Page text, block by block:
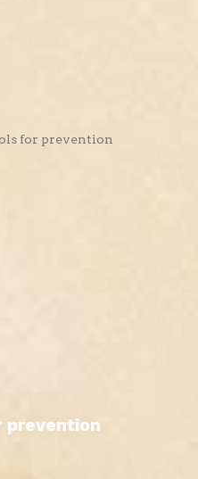
prevention